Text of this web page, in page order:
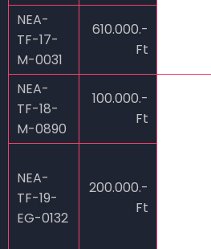
NEA-
TF-17-
M-0031
610.000.-
Ft
NEA-
TF-18-
M-0890
100.000.-
Ft
NEA-
TF-19-
EG-0132
200.000.-
Ft